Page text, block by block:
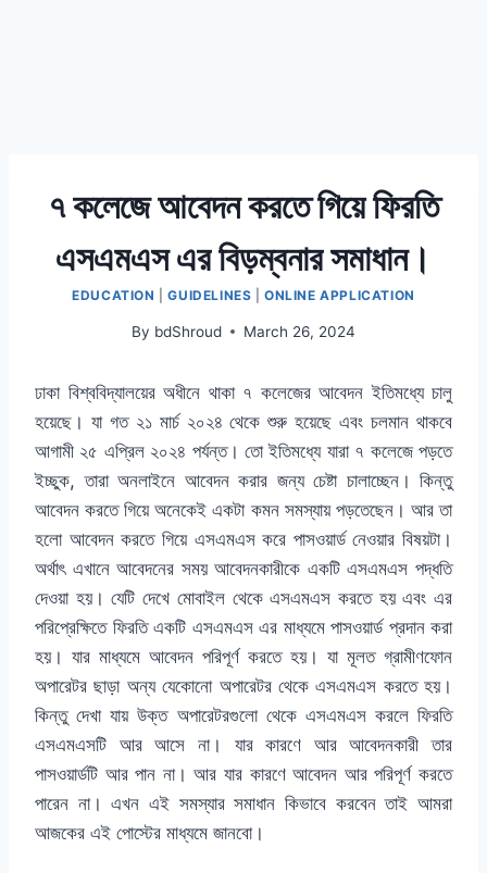
৭ কলেজে আবেদন করতে গিয়ে ফিরতি
এসএমএস এর বিড়ম্বনার সমাধান।
EDUCATION |GUIDELINES |ONLINE APPLICATION
By bdShroud March 26, 2024
ঢাকা বিশ্ববিদ্যালয়ের অধীনে থাকা ৭ কলেজের আবেদন ইতিমধ্যে চালু
হয়েছে। যা গত ২১ মার্চ ২০২৪ থেকে শুরু হয়েছে এবং চলমান থাকবে
আগামী ২৫ এপ্রিল ২০২৪ পর্যন্ত। তো ইতিমধ্যে যারা ৭ কলেজে পড়তে
ইচ্ছুক, তারা অনলাইনে আবেদন করার জন্য চেষ্টা চালাচ্ছেন। কিন্তু
আবেদন করতে গিয়ে অনেকেই একটা কমন সমস্যায় পড়তেছেন। আর তা
হলো আবেদন করতে গিয়ে এসএমএস করে পাসওয়ার্ড নেওয়ার বিষয়টা।
অর্থাৎ এখানে আবেদনের সময় আবেদনকারীকে একটি এসএমএস পদ্ধতি
দেওয়া হয়। যেটি দেখে মোবাইল থেকে এসএমএস করতে হয় এবং এর
পরিপ্রেক্ষিতে ফিরতি একটি এসএমএস এর মাধ্যমে পাসওয়ার্ড প্রদান করা
হয়। যার মাধ্যমে আবেদন পরিপূর্ণ করতে হয়। যা মূলত গ্রামীণফোন
অপারেটর ছাড়া অন্য যেকোনো অপারেটর থেকে এসএমএস করতে হয়।
কিন্তু দেখা যায় উক্ত অপারেটরগুলো থেকে এসএমএস করলে ফিরতি
এসএমএসটি আর আসে না। যার কারণে আর আবেদনকারী তার
পাসওয়ার্ডটি আর পান না। আর যার কারণে আবেদন আর পরিপূর্ণ করতে
পারেন না। এখন এই সমস্যার সমাধান কিভাবে করবেন তাই আমরা
আজকের এই পোস্টের মাধ্যমে জানবো।